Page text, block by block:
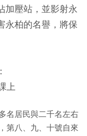
加壓站，並影射永
永柏的名譽，將保
上
名居民與二千名左右
第八、九、十號自來